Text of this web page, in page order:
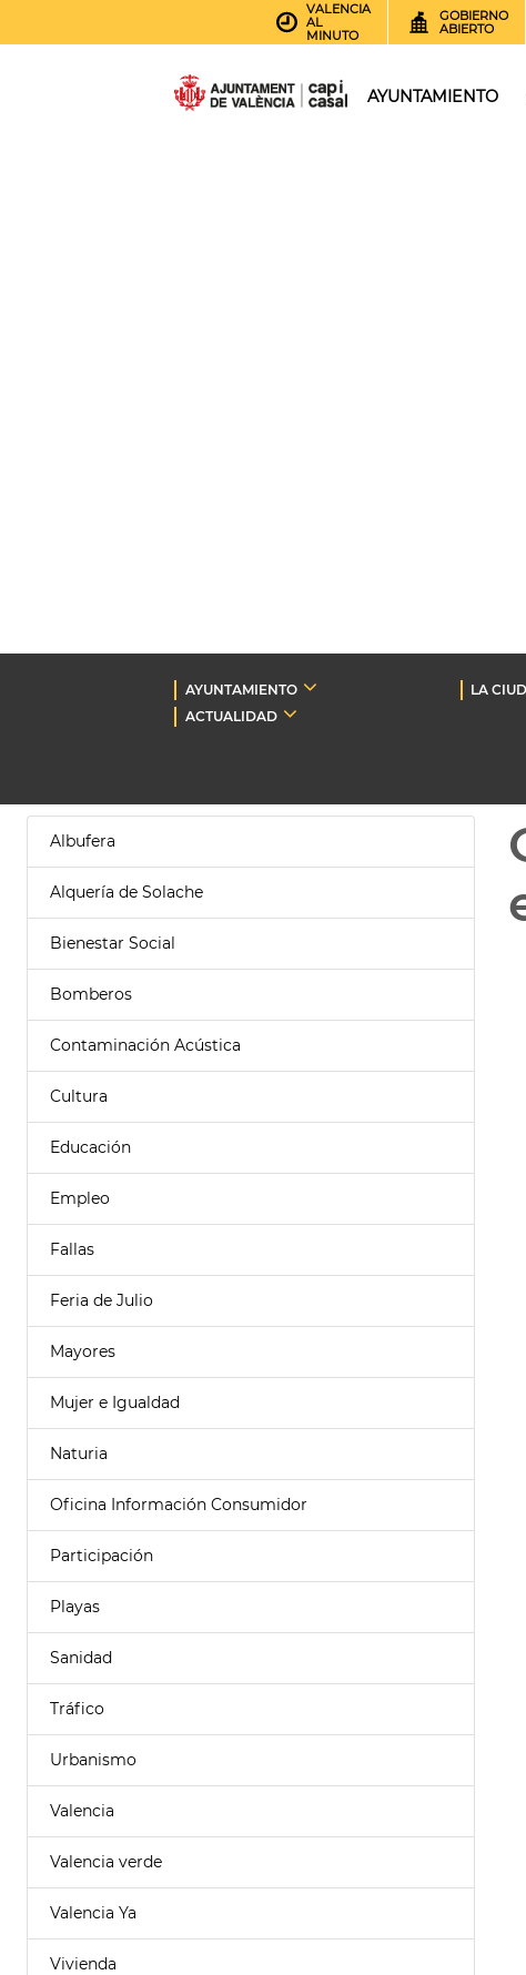
VALENCIA
AL
MINUTO
GOBIERNO
ABIERTO
AYUNTAMIENTO
AYUNTAMIENTO LA
ACTUALIDAD
Albufera
Alquería de Solache
Bienestar Social
Bomberos
Contaminación Acústica
Cultura
Educación
Empleo
Fallas
Feria de Julio
Mayores
Mujer e Igualdad
Naturia
Oficina Información Consumidor
Participación
Playas
Sanidad
Tráfico
Urbanismo
Valencia
Valencia verde
Valencia Ya
Vivienda